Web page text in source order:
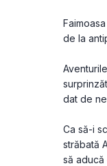
de la
dat de
Ca să-i
străbată
să